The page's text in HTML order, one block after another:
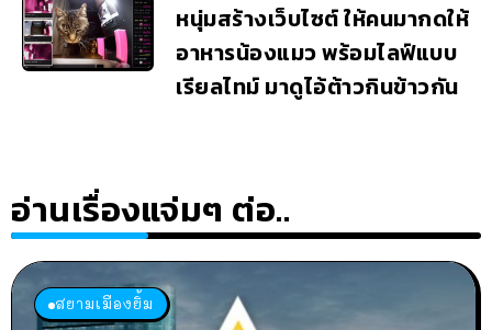
หนุ่มสร้างเว็บไซต์ ให้คนมากดให้
อาหารน้องแมว พร้อมไลฟ์แบบ
เรียลไทม์ มาดูไอ้ต้าวกินข้าวกัน
อ่านเรื่องแจ่มๆ ต่อ..
สยามเมืองยิ้ม